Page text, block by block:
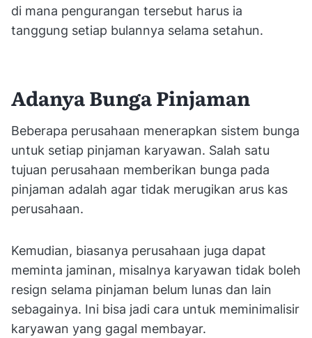
di mana pengurangan tersebut harus ia
tanggung setiap bulannya selama setahun.
Adanya Bunga Pinjaman
Beberapa perusahaan menerapkan sistem bunga
untuk setiap pinjaman karyawan. Salah satu
tujuan perusahaan memberikan bunga pada
pinjaman adalah agar tidak merugikan arus kas
perusahaan.
Kemudian, biasanya perusahaan juga dapat
meminta jaminan, misalnya karyawan tidak boleh
resign selama pinjaman belum lunas dan lain
sebagainya. Ini bisa jadi cara untuk meminimalisir
karyawan yang gagal membayar.